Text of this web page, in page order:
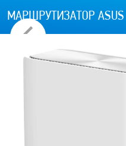
Previous
МАРШРУТИЗАТОР ASUS